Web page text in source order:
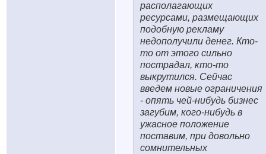
располагающих
ресурсами, размещающих
подобную рекламу
недополучили денег. Кто-
то от этого сильно
пострадал, кто-то
выкрутился. Сейчас
введем новые ограничения
- опять чей-нибудь бизнес
загубим, кого-нибудь в
ужасное положение
поставим, при довольно
сомнительных